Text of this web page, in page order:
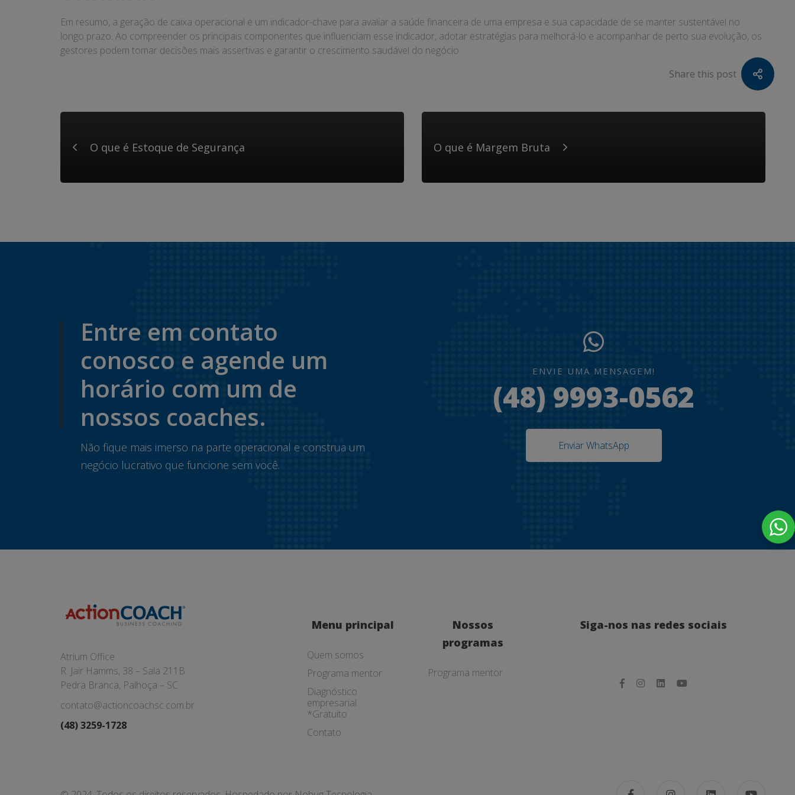
Em resumo, a geração de caixa operacional é um indicador-chave para avaliar a saúde financeira de uma empresa e sua capacidade de se manter sustentável no
longo prazo. Ao compreender os principais componentes que influenciam esse indicador, adotar estratégias para melhorá-lo e acompanhar de perto sua evolução, os
gestores podem tomar decisões mais assertivas e garantir o crescimento saudável do negócio.
Share this post
O que é Estoque de Segurança O que é Margem Bruta
Entre em contato
conosco e agende um
horário com um de
nossos coaches.
Não fique mais imerso na parte operacional e construa um
negócio lucrativo que funcione sem você.
ENVIE UMA MENSAGEM!
(48) 9993-0562
Enviar WhatsApp
Atrium Office
R. Jair Hamms, 38 – Sala 211B
Pedra Branca, Palhoça – SC
contato@actioncoachsc.com.br
(48) 3259-1728
Menu principal
Quem somos
Programa mentor
Diagnóstico
empresarial
*Gratuito
Contato
Nossos
programas
Programa mentor
Siga-nos nas redes sociais